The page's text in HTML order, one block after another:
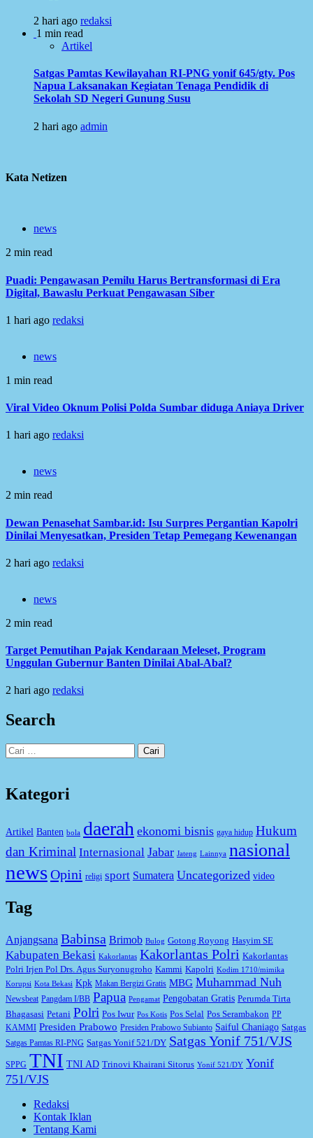
2 hari ago redaksi
1 min read
Artikel
Satgas Pamtas Kewilayahan RI-PNG yonif 645/gty. Pos
Napua Laksanakan Kegiatan Tenaga Pendidik di
Sekolah SD Negeri Gunung Susu
2 hari ago admin
Kata Netizen
news
2 min read
Puadi: Pengawasan Pemilu Harus Bertransformasi di Era
Digital, Bawaslu Perkuat Pengawasan Siber
1 hari ago redaksi
news
1 min read
Viral Video Oknum Polisi Polda Sumbar diduga Aniaya Driver
1 hari ago redaksi
news
2 min read
Dewan Penasehat Sambar.id: Isu Surpres Pergantian Kapolri
Dinilai Menyesatkan, Presiden Tetap Pemegang Kewenangan
2 hari ago redaksi
news
2 min read
Target Pemutihan Pajak Kendaraan Meleset, Program
Unggulan Gubernur Banten Dinilai Abal-Abal?
2 hari ago redaksi
Search
Cari
untuk:
Kategori
Artikel Banten bola daerah ekonomi bisnis gaya hidup Hukum
dan Kriminal Internasional Jabar Jateng Lainnya nasional
newsOpini religi sport Sumatera Uncategorized video
Tag
Anjangsana Babinsa Brimob Bulog Gotong Royong Hasyim SE
Kabupaten Bekasi Kakorlantas Kakorlantas Polri Kakorlantas
Polri Irjen Pol Drs. Agus Suryonugroho Kammi Kapolri Kodim 1710/mimika
Korupsi Kota Bekasi Kpk Makan Bergizi Gratis MBG Muhammad Nuh
Newsbeat Pangdam I/BB Papua Pengamat Pengobatan Gratis Perumda Tirta
Bhagasasi Petani Polri Pos Iwur Pos Kotis Pos Selal Pos Serambakon PP
KAMMI Presiden Prabowo Presiden Prabowo Subianto Saiful Chaniago Satgas
Satgas Pamtas RI-PNG Satgas Yonif 521/DY Satgas Yonif 751/VJS
SPPG TNI TNI AD Trinovi Khairani Sitorus Yonif 521/DY Yonif
751/VJS
Redaksi
Kontak Iklan
Tentang Kami